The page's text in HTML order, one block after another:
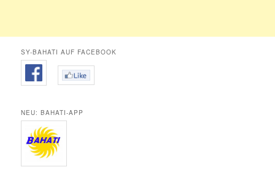
SY-BAHATI AUF FACEBOOK
NEU: BAHATI-APP